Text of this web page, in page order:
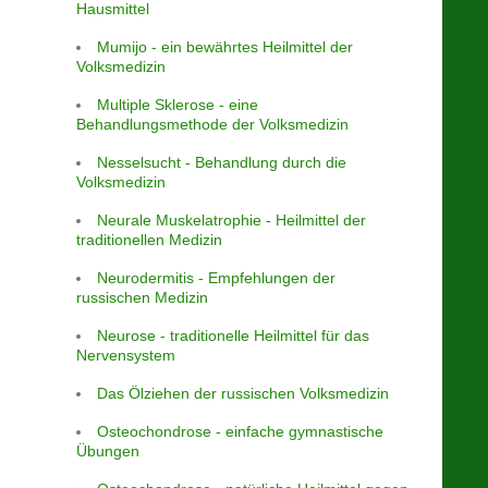
Hausmittel
Mumijo - ein bewährtes Heilmittel der
Volksmedizin
Multiple Sklerose - eine
Behandlungsmethode der Volksmedizin
Nesselsucht - Behandlung durch die
Volksmedizin
Neurale Muskelatrophie - Heilmittel der
traditionellen Medizin
Neurodermitis - Empfehlungen der
russischen Medizin
Neurose - traditionelle Heilmittel für das
Nervensystem
Das Ölziehen der russischen Volksmedizin
Osteochondrose - einfache gymnastische
Übungen